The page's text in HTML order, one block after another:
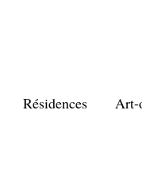
Résidences Art-